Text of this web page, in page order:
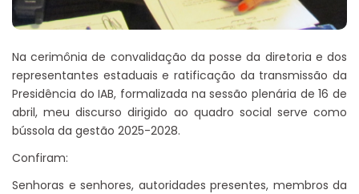
Na cerimônia de convalidação da posse da diretoria e dos
representantes estaduais e ratificação da transmissão da
Presidência do IAB, formalizada na sessão plenária de 16 de
abril, meu discurso dirigido ao quadro social serve como
bússola da gestão 2025-2028.
Confiram:
Senhoras e senhores, autoridades presentes, membros da